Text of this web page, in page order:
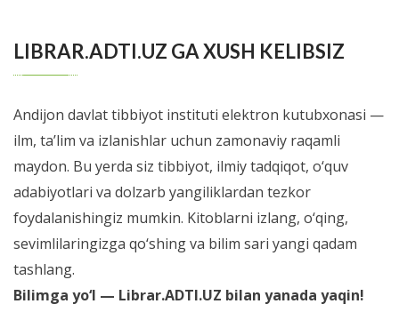
LIBRAR.ADTI.UZ GA XUSH KELIBSIZ
Andijon davlat tibbiyot instituti elektron kutubxonasi —
ilm, ta’lim va izlanishlar uchun zamonaviy raqamli
maydon. Bu yerda siz tibbiyot, ilmiy tadqiqot, o‘quv
adabiyotlari va dolzarb yangiliklardan tezkor
foydalanishingiz mumkin. Kitoblarni izlang, o‘qing,
sevimlilaringizga qo‘shing va bilim sari yangi qadam
tashlang.
Bilimga yo‘l — Librar.ADTI.UZ bilan yanada yaqin!